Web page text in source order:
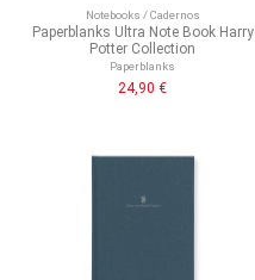
Notebooks / Cadernos
Paperblanks Ultra Note Book Harry
Potter Collection
Paperblanks
24,90 €